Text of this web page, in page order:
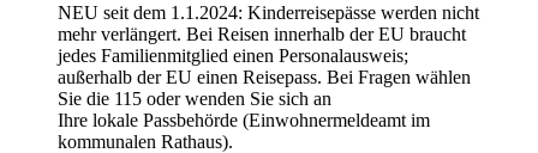
NEU seit dem 1.1.2024: Kinderreisepässe werden nicht
mehr verlängert. Bei Reisen innerhalb der EU braucht
jedes Familienmitglied einen Personalausweis;
außerhalb der EU einen Reisepass. Bei Fragen wählen
Sie die 115 oder wenden Sie sich an
Ihre lokale Passbehörde (Einwohnermeldeamt im
kommunalen Rathaus).